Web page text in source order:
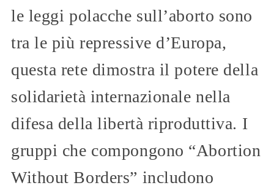
le leggi polacche sull’aborto sono
tra le più repressive d’Europa,
questa rete dimostra il potere della
solidarietà internazionale nella
difesa della libertà riproduttiva. I
gruppi che compongono “Abortion
Without Borders” includono